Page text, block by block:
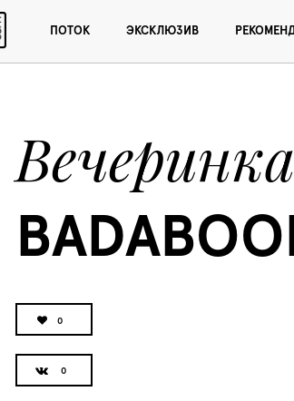
ПОТОК ЭКСКЛЮЗИВ
Вечеринка
0